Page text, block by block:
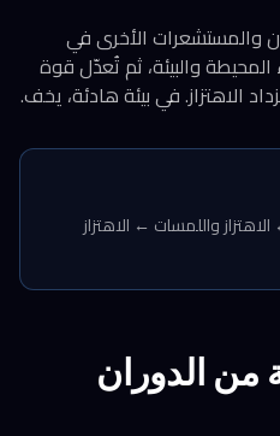
والمستشعرات الأخرى في
والبيئة، ثم تُعدّل قوة
الاهتزاز. في بيئة هادئة، يخف.
واللمسات ← الاهتزاز
من الدوران